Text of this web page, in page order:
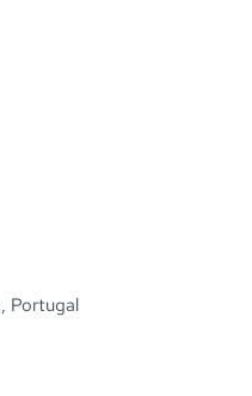
Portugal